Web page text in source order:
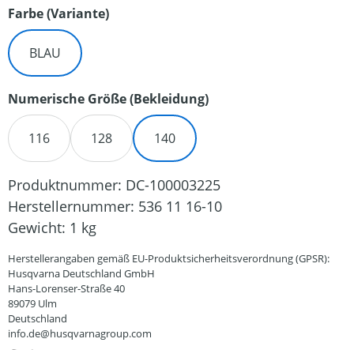
Farbe (Variante)auswählen
BLAU
Numerische Größe (Bekleidung)auswählen
116 128 140
Produktnummer: DC-100003225
Herstellernummer: 536 11 16-10
Gewicht: 1 kg
Herstellerangaben gemäß EU-Produktsicherheitsverordnung (GPSR):
Husqvarna Deutschland GmbH
Hans-Lorenser-Straße 40
89079 Ulm
Deutschland
info.de@husqvarnagroup.com